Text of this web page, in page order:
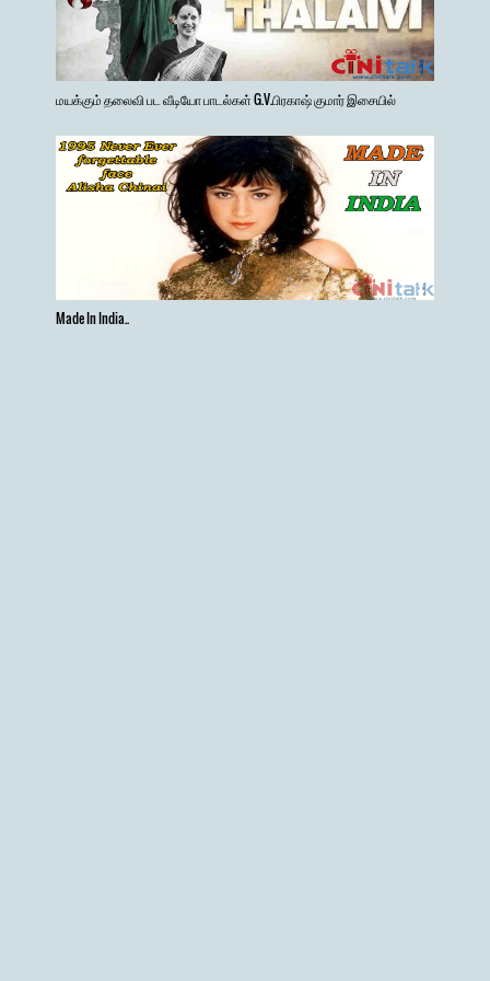
மயக்கும் தலைவி பட வீடியோ பாடல்கள் G.V.பிரகாஷ் குமார் இசையில்
Made In India..